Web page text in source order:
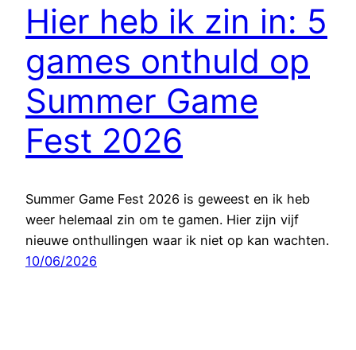
Hier heb ik zin in: 5
games onthuld op
Summer Game
Fest 2026
Summer Game Fest 2026 is geweest en ik heb
weer helemaal zin om te gamen. Hier zijn vijf
nieuwe onthullingen waar ik niet op kan wachten.
10/06/2026